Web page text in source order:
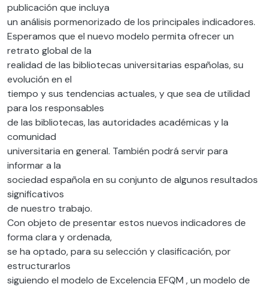
publicación que incluya
un análisis pormenorizado de los principales indicadores.
Esperamos que el nuevo modelo permita ofrecer un
retrato global de la
realidad de las bibliotecas universitarias españolas, su
evolución en el
tiempo y sus tendencias actuales, y que sea de utilidad
para los responsables
de las bibliotecas, las autoridades académicas y la
comunidad
universitaria en general. También podrá servir para
informar a la
sociedad española en su conjunto de algunos resultados
significativos
de nuestro trabajo.
Con objeto de presentar estos nuevos indicadores de
forma clara y ordenada,
se ha optado, para su selección y clasificación, por
estructurarlos
siguiendo el modelo de Excelencia EFQM , un modelo de